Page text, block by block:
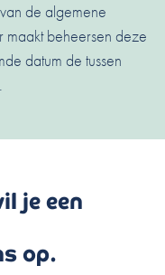
de algemene
beheersen deze
datum de tussen
je een
op.